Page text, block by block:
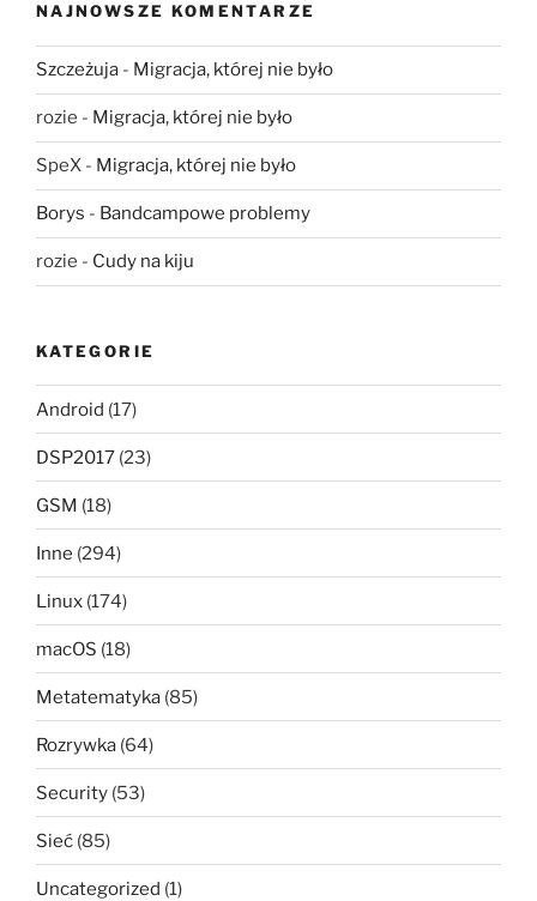
NAJNOWSZE KOMENTARZE
Szczeżuja - Migracja, której nie było
rozie - Migracja, której nie było
SpeX - Migracja, której nie było
Borys - Bandcampowe problemy
rozie - Cudy na kiju
KATEGORIE
Android (17)
DSP2017 (23)
GSM (18)
Inne (294)
Linux (174)
macOS (18)
Metatematyka (85)
Rozrywka (64)
Security (53)
Sieć (85)
Uncategorized (1)